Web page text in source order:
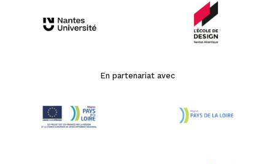
En partenariat avec